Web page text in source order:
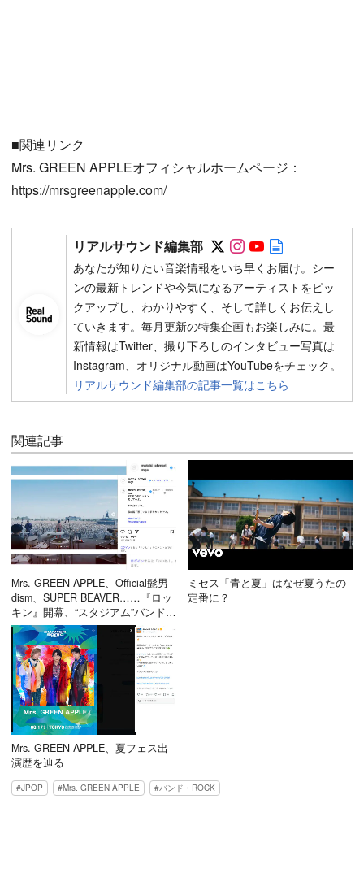
■関連リンク
Mrs. GREEN APPLEオフィシャルホームページ：
https://mrsgreenapple.com/
リアルサウンド編集部 Follow on SNS
Follow on SNS
Follow on
あなたが知りたい音楽情報をいち早くお届け。シー
ンの最新トレンドや今気になるアーティストをピッ
クアップし、わかりやすく、そして詳しくお伝えし
ていきます。毎月更新の特集企画もお楽しみに。最
新情報はTwitter、撮り下ろしのインタビュー写真は
Instagram、オリジナル動画はYouTubeをチェック。
リアルサウンド編集部の記事一覧はこちら
関連記事
Mrs. GREEN APPLE、Official髭男
dism、SUPER BEAVER……『ロッ
キン』開幕、“スタジアム”バンド
続々集結
ミセス「青と夏」はなぜ夏うたの
定番に？
Mrs. GREEN APPLE、夏フェス出
演歴を辿る
JPOP Mrs. GREEN APPLE バンド・ROCK